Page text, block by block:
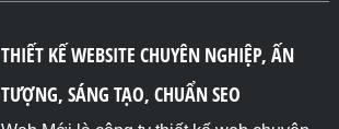
THIẾT KẾ WEBSITE CHUYÊN NGHIỆP, ẤN
TƯỢNG, SÁNG TẠO, CHUẨN SEO